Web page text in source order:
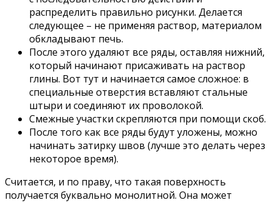
распределить правильно рисунки. Делается
следующее – не применяя раствор, материалом
обкладывают печь.
После этого удаляют все ряды, оставляя нижний,
который начинают присаживать на раствор
глины. Вот тут и начинается самое сложное: в
специальные отверстия вставляют стальные
штыри и соединяют их проволокой.
Смежные участки скрепляются при помощи скоб.
После того как все ряды будут уложены, можно
начинать затирку швов (лучше это делать через
некоторое время).
Считается, и по праву, что такая поверхность
получается буквально монолитной. Она может